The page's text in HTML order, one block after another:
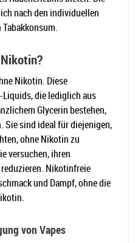
nach den individuellen
Nikotin. Diese
die lediglich aus
Glycerin bestehen,
Sie sind ideal für diejenigen,
ohne Nikotin zu
versuchen, ihren
Nikotinfreie
und Dampf, ohne die
von Vapes